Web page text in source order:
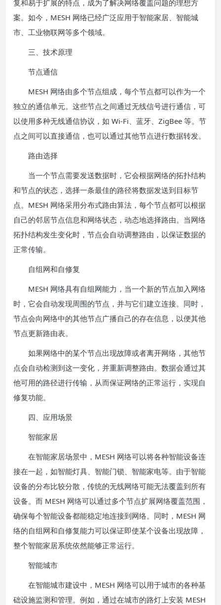
复和易于扩展的特点，成为了解决网络覆盖问题的理想方
案。如今，MESH 网络已经广泛应用于智能家居、智能城
市、工业物联网等多个领域。
三、技术原理
节点通信
MESH 网络由多个节点组成，每个节点都可以作为一个
独立的通信单元。这些节点之间通过无线信号进行通信，可
以使用多种无线通信协议，如 Wi-Fi、蓝牙、ZigBee 等。节
点之间可以直接通信，也可以通过其他节点进行数据转发。
路由选择
当一个节点需要发送数据时，它会根据网络的拓扑结构
和节点的状态，选择一条最佳的路径将数据发送到目标节
点。MESH 网络采用分布式路由算法，每个节点都可以根据
自己的邻居节点信息和网络状态，动态地选择路由。当网络
拓扑结构发生变化时，节点会自动调整路由，以保证数据的
正常传输。
自组网和自修复
MESH 网络具有自组网能力，当一个新的节点加入网络
时，它会自动发现周围的节点，并与它们建立连接。同时，
节点会向网络中的其他节点广播自己的存在信息，以便其他
节点更新路由表。
如果网络中的某个节点出现故障或者离开网络，其他节
点会自动检测到这一变化，并重新调整路由。数据会通过其
他可用的路径进行传输，从而保证网络的正常运行，实现自
修复功能。
四、应用场景
智能家居
在智能家居场景中，MESH 网络可以将各种智能设备连
接在一起，如智能灯具、智能门锁、智能家电等。由于智能
设备的分布比较分散，传统的无线网络可能无法覆盖到所有
设备。而 MESH 网络可以通过多个节点扩展网络覆盖范围，
确保每个智能设备都能稳定地连接到网络。同时，MESH 网
络的自组网和自修复能力可以保证即使某个设备出现故障，
整个智能家居系统依然能够正常运行。
智能城市
在智能城市建设中，MESH 网络可以用于城市的各种基
础设施监测和管理。例如，通过在城市的路灯上安装 MESH